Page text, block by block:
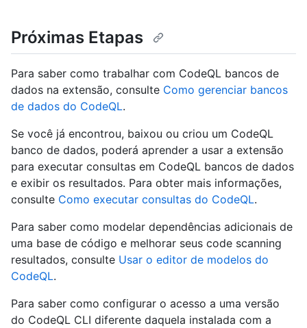
Próximas Etapas
Para saber como trabalhar com CodeQL bancos de
dados na extensão, consulte Como gerenciar bancos
de dados do CodeQL.
Se você já encontrou, baixou ou criou um CodeQL
banco de dados, poderá aprender a usar a extensão
para executar consultas em CodeQL bancos de dados
e exibir os resultados. Para obter mais informações,
consulte Como executar consultas do CodeQL.
Para saber como modelar dependências adicionais de
uma base de código e melhorar seus code scanning
resultados, consulte Usar o editor de modelos do
CodeQL.
Para saber como configurar o acesso a uma versão
do CodeQL CLI diferente daquela instalada com a